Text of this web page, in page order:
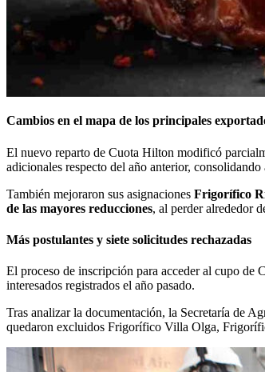
Cambios en el mapa de los principales
El nuevo reparto de Cuota Hilton modificó
adicionales respecto del año anterior, consolidando
También mejoraron sus asignaciones Frigorífico
de las mayores reducciones, al perder alrededor
Más postulantes y siete solicitudes rechazadas
El proceso de inscripción para acceder al cupo de
interesados registrados el año pasado.
Tras analizar la documentación, la Secretaría de
quedaron excluidos Frigorífico Villa Olga,